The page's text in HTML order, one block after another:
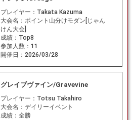
プレイヤー： Takata Kazuma
大会名： ポイント山分けモダン[じゃん
けん大会]
成績： Top8
参加人数： 11
開催日： 2026/03/28
グレイブヴァイン/Gravevine
プレイヤー： Totsu Takahiro
大会名： デイリーイベント
成績： 全勝